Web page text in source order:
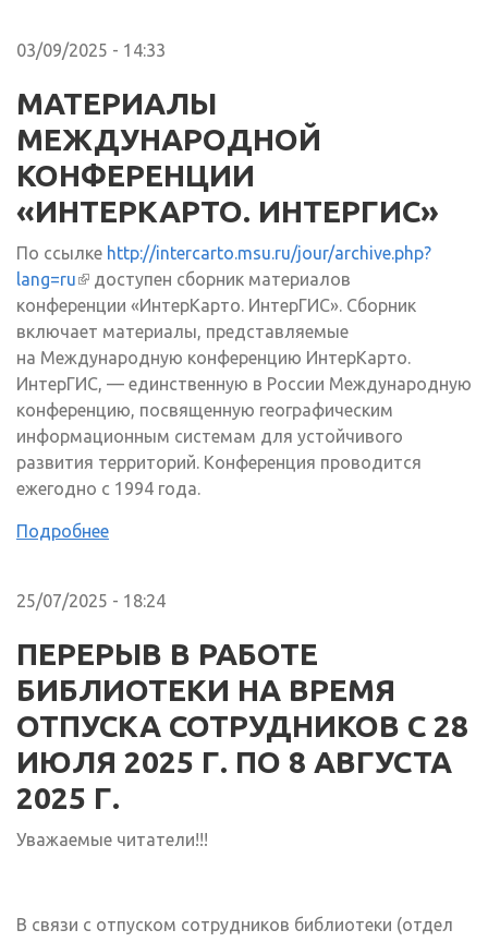
03/09/2025 - 14:33
МАТЕРИАЛЫ
МЕЖДУНАРОДНОЙ
КОНФЕРЕНЦИИ
«ИНТЕРКАРТО. ИНТЕРГИС»
По ссылке http://intercarto.msu.ru/jour/archive.php?
lang=ru(внешняя ссылка)
доступен сборник материалов
конференции «ИнтерКарто. ИнтерГИС». Сборник
включает материалы, представляемые
на Международную конференцию ИнтерКарто.
ИнтерГИС, — единственную в России Международную
конференцию, посвященную географическим
информационным системам для устойчивого
развития территорий. Конференция проводится
ежегодно с 1994 года.
Подробнее
25/07/2025 - 18:24
ПЕРЕРЫВ В РАБОТЕ
БИБЛИОТЕКИ НА ВРЕМЯ
ОТПУСКА СОТРУДНИКОВ С 28
ИЮЛЯ 2025 Г. ПО 8 АВГУСТА
2025 Г.
Уважаемые читатели!!!
В связи с отпуском сотрудников библиотеки (отдел